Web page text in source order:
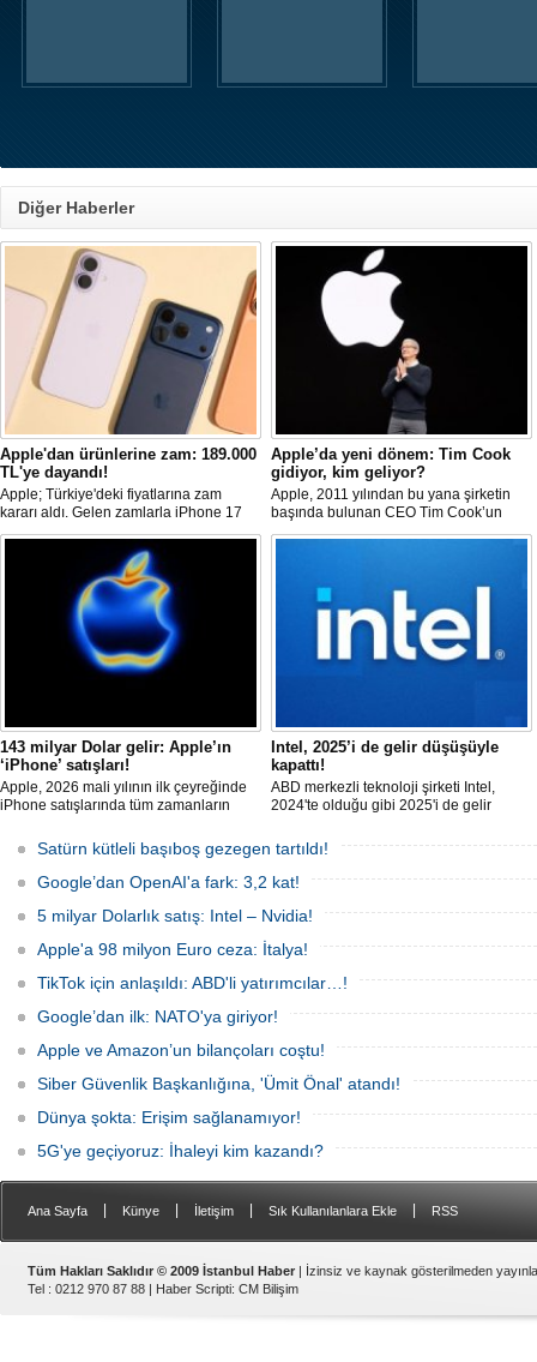
Diğer Haberler
Apple'dan ürünlerine zam: 189.000
TL'ye dayandı!
Apple; Türkiye'deki fiyatlarına zam
kararı aldı. Gelen zamlarla iPhone 17
serisinin giriş modeli; 60.000 TL'ye
dayanırken, Pro Max 189.000 TL
sınırına ulaştı. Fiyat artışları AirPods ve
diğer Apple ürünlerine de yansıdı.
Apple’da yeni dönem: Tim Cook
gidiyor, kim geliyor?
Apple, 2011 yılından bu yana şirketin
başında bulunan CEO Tim Cook’un
görevinden ayrılacağını duyurdu.
geçecek. Cook, Yönetim Kurulu Başkanı
olarak görevine devam edecek.
143 milyar Dolar gelir: Apple’ın
‘iPhone’ satışları!
Apple, 2026 mali yılının ilk çeyreğinde
iPhone satışlarında tüm zamanların
milyar Dolar'a yükseldi.
Intel, 2025’i de gelir düşüşüyle
kapattı!
ABD merkezli teknoloji şirketi Intel,
2024'te olduğu gibi 2025'i de gelir
çeyreğinde gelirinin yüzde dört
düştüğünü bildirdi.
Satürn kütleli başıboş gezegen tartıldı!
Google’dan OpenAI'a fark: 3,2 kat!
5 milyar Dolarlık satış: Intel – Nvidia!
Apple'a 98 milyon Euro ceza: İtalya!
TikTok için anlaşıldı: ABD'li yatırımcılar…!
Google’dan ilk: NATO'ya giriyor!
Apple ve Amazon’un bilançoları coştu!
Siber Güvenlik Başkanlığına, 'Ümit Önal' atandı!
Dünya şokta: Erişim sağlanamıyor!
5G'ye geçiyoruz: İhaleyi kim kazandı?
Ana Sayfa Künye İletişim Sık Kullanılanlara Ekle RSS
Tüm Hakları Saklıdır © 2009 İstanbul Haber | İzinsiz ve kaynak gösterilmeden
Tel : 0212 970 87 88 | Haber Scripti: CM Bilişim